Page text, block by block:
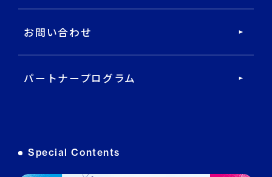
データ基盤・マーケティングツール
DECA オンライン接客
お問い合わせ
パートナープログラム
Special Contents